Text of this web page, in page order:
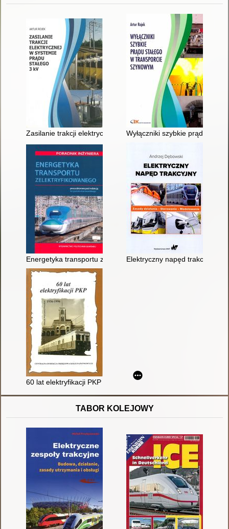
Zasilanie trakcji elektrycznej w systemie prądu stałego 3 kV
Wyłączniki szybkie prądu
Energetyka transportu zelektryfikowanego : poradnik inżyniera
Elektryczny napęd trakcyjny :
60 lat elektryfikacji PKP : praca zbiorowa
TABOR KOLEJOWY